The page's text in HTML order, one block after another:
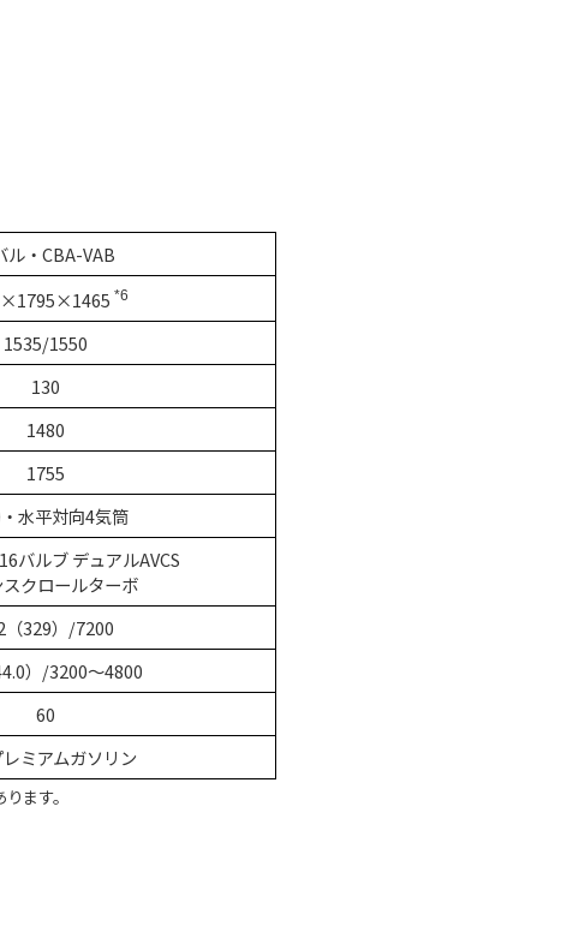
ル・CBA-VAB
*6
1535/1550
130
1480
1755
水平対向4気筒
バルブ デュアルAVCS
クロールターボ
（329）/7200
）/3200～4800
60
ミアムガソリン
ます。